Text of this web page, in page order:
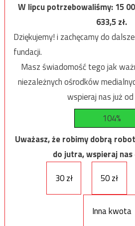
W lipcu potrzebowaliśmy:15
633,5zł.
Dziękujemy! i zachęcamy do
fundacji.
Masz świadomość tego jak
niezależnych ośrodków
wspieraj nas już
104%
Uważasz, że robimy dobrą
do jutra, wspieraj nas
30 zł
50 zł
Inna kwota